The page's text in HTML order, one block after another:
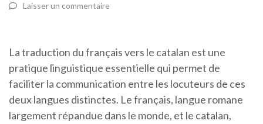
Laisser un commentaire
La traduction du français vers le catalan est une
pratique linguistique essentielle qui permet de
faciliter la communication entre les locuteurs de ces
deux langues distinctes. Le français, langue romane
largement répandue dans le monde, et le catalan,